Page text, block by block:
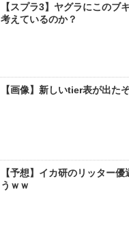
【スプラ3】ヤグラにこのブ
考えているのか？
【画像】新しいtier表が出た
【予想】イカ研のリッター
うｗｗ